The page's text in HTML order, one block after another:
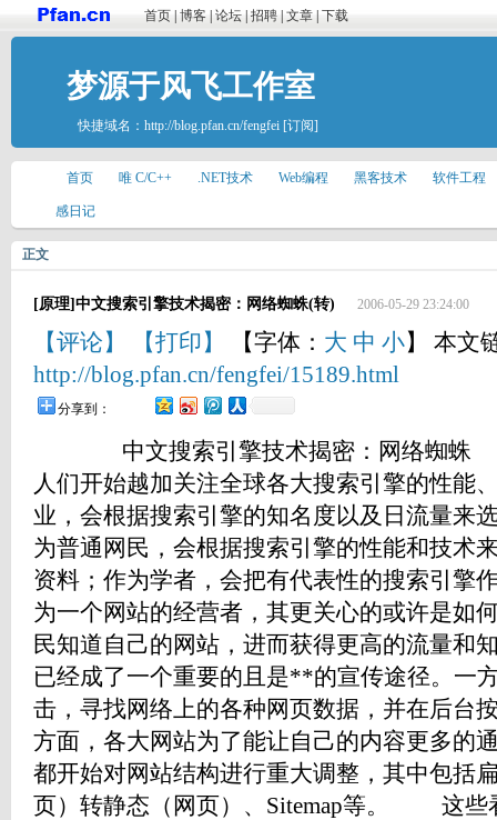
首页 博客 论坛 招聘 文章 下载
梦源于风飞工作室
快捷域名： http://blog.pfan.cn/fengfei [订阅]
首页 唯 C/C++ .NET技术 Web编程 黑客技术 软件工程
感日记
正文
[原理]中文搜索引擎技术揭密：网络蜘蛛(转) 2006-05-29 23:24:00
【评论】 【打印】 【字体： 大 中 小】 本文
http://blog.pfan.cn/fengfei/15189.html
分享到：
中文搜索引擎技术揭密：网络蜘蛛
人们开始越加关注全球各大搜索引擎的性能
业，会根据搜索引擎的知名度以及日流量来
为普通网民，会根据搜索引擎的性能和技术
资料；作为学者，会把有代表性的搜索
为一个网站的经营者，其更关心的或许是如
民知道自己的网站，进而获得更高的流量和
已经成了一个重要的且是**的宣传途径。一
击，寻找网络上的各种网页数据，并在后台
方面，各大网站为了能让自己的内容更多的
都开始对网站结构进行重大调整，其中包括
页）转静态（网页）、Sitemap等。 这些